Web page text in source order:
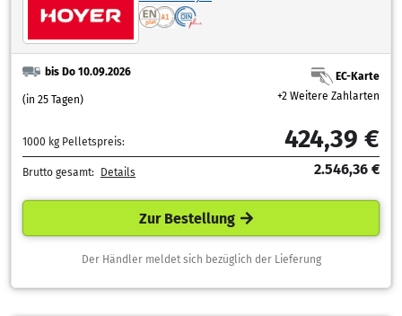
bis Do 10.09.2026
(in 25 Tagen)
EC-Karte
+2 Weitere Zahlarten
1000 kg Pelletspreis: 424,39 €
Brutto gesamt: Details 2.546,36 €
Zur Bestellung
Der Händler meldet sich bezüglich der Lieferung